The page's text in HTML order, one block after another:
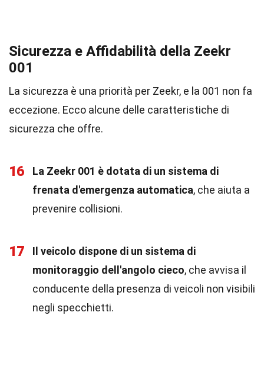
Sicurezza e Affidabilità della Zeekr
001
La sicurezza è una priorità per Zeekr, e la 001 non fa
eccezione. Ecco alcune delle caratteristiche di
sicurezza che offre.
16
La Zeekr 001 è dotata di un sistema di
frenata d'emergenza automatica, che aiuta a
prevenire collisioni.
17
Il veicolo dispone di un sistema di
monitoraggio dell'angolo cieco, che avvisa il
conducente della presenza di veicoli non visibili
negli specchietti.